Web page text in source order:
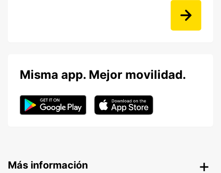
Misma app. Mejor movilidad.
Más información